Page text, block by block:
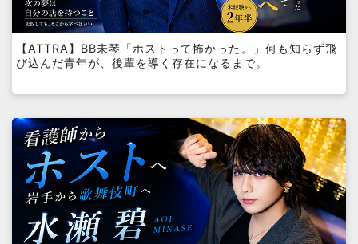
【ATTRA】BB未琴「ホストって怖かった。」何も知らず飛
び込んだ青年が、後輩を導く存在になるまで。